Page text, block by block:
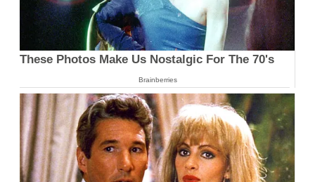
These Photos Make Us Nostalgic For The 70's
Brainberries